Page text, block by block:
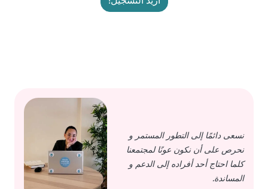
نسعى دائمًا إلى التطور المستمر و
نحرص على أن نكون عونًا لمجتمعنا
كلما احتاج أحد أفراده إلى الدعم و
المساندة.